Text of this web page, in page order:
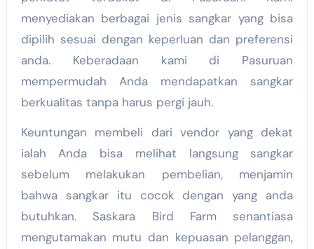
menyediakan berbagai jenis sangkar yang bisa
dipilih sesuai dengan keperluan dan preferensi
anda. Keberadaan kami di Pasuruan
mempermudah Anda mendapatkan sangkar
berkualitas tanpa harus pergi jauh.
Keuntungan membeli dari vendor yang dekat
ialah Anda bisa melihat langsung sangkar
sebelum melakukan pembelian, menjamin
bahwa sangkar itu cocok dengan yang anda
butuhkan. Saskara Bird Farm senantiasa
mengutamakan mutu dan kepuasan pelanggan,